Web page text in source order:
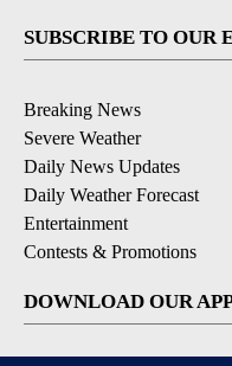
SUBSCRIBE TO OUR
Breaking News
Severe Weather
Daily News Updates
Daily Weather Forecast
Entertainment
Contests & Promotions
DOWNLOAD OUR